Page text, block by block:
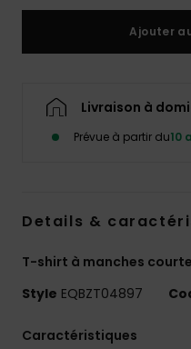
Ajouter
Livraison à
Prévue à partir du10
Details &
T-shirt à manches
Style EQBZT04897
Caractéristiques